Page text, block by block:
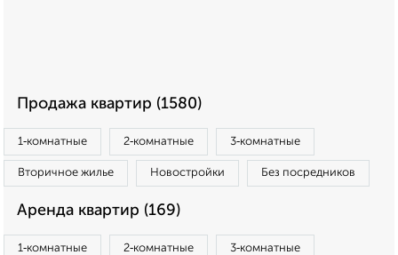
Продажа квартир (1580)
1‑комнатные 2‑комнатные 3‑комнатные
Вторичное жилье Новостройки Без посредников
Аренда квартир (169)
1‑комнатные 2‑комнатные 3‑комнатные